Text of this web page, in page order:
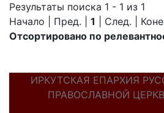
Результаты поиска 1 - 1 из 1
Начало | Пред. | 1 | След. |
Отсортировано по
ИРКУТСКАЯ ЕПАРХИЯ
ПРАВОСЛАВНОЙ